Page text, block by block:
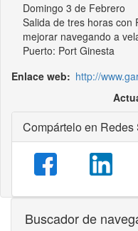
Domingo 3 de Febrero
Salida de tres horas con
mejorar navegando a
Puerto: Port Ginesta
Enlace web
http://
Compártelo en Redes
Buscador de